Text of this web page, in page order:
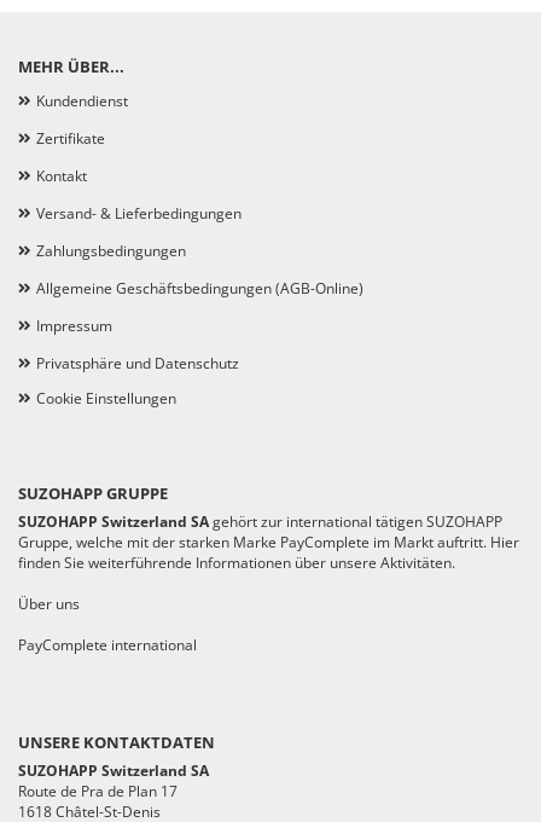
MEHR ÜBER...
Kundendienst
Zertifikate
Kontakt
Versand- & Lieferbedingungen
Zahlungsbedingungen
Allgemeine Geschäftsbedingungen (AGB-Online)
Impressum
Privatsphäre und Datenschutz
Cookie Einstellungen
SUZOHAPP GRUPPE
SUZOHAPP Switzerland SAgehört zur international tätigen SUZOHAPP
Gruppe, welche mit der starken Marke PayComplete im Markt auftritt. Hier
finden Sie weiterführende Informationen über unsere Aktivitäten.
Über uns
PayComplete international
UNSERE KONTAKTDATEN
SUZOHAPP Switzerland SA
Route de Pra de Plan 17
1618 Châtel-St-Denis